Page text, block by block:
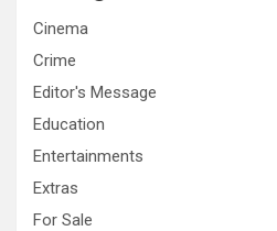
Cinema
Crime
Editor's Message
Education
Entertainments
Extras
For Sale